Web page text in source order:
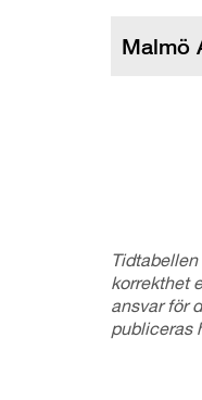
korrekthet
ansvar för
publiceras